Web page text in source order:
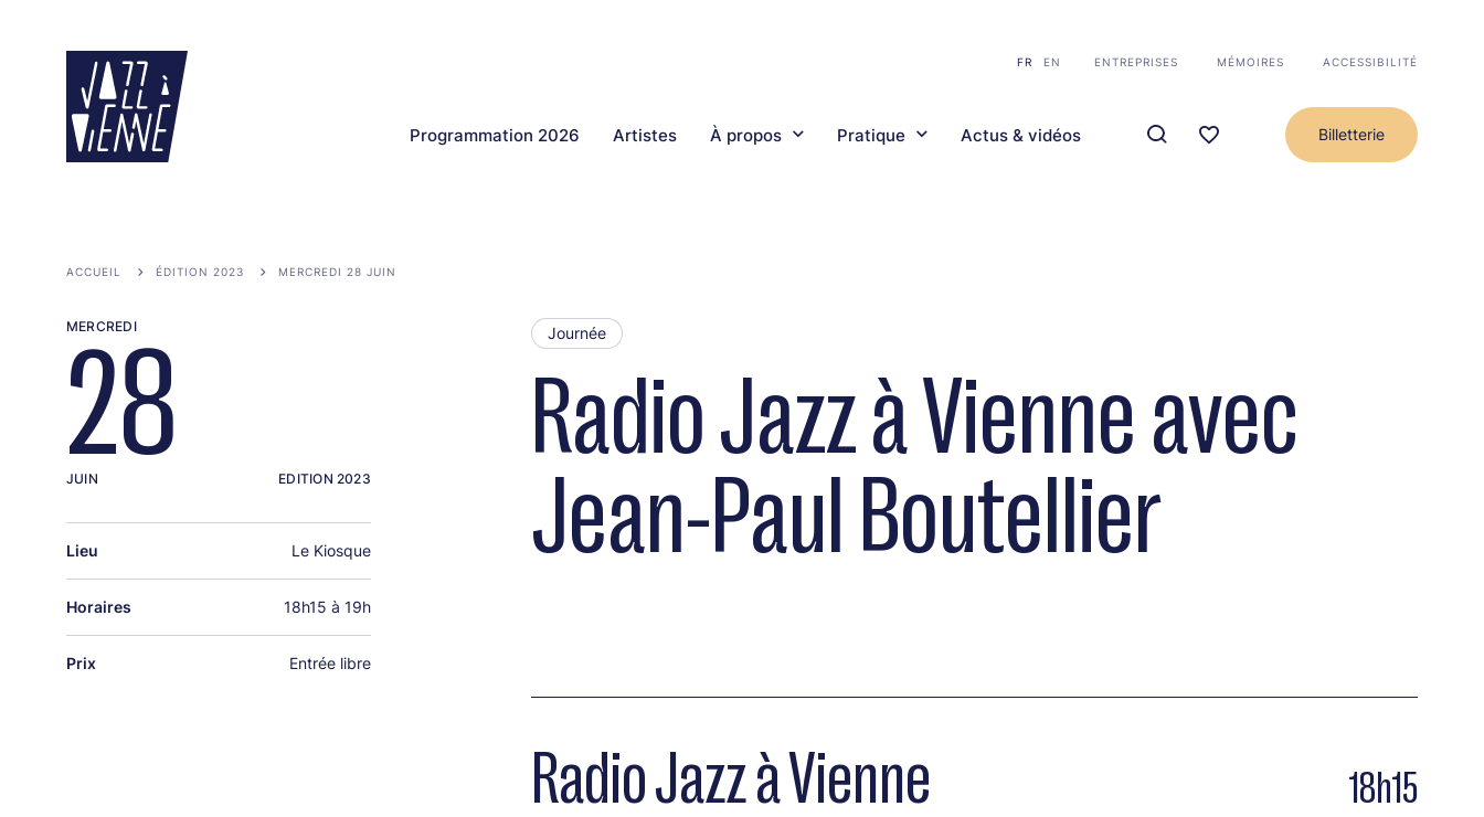
FR EN ENTREPRISES MÉMOIRES ACCESSIBILITÉ
Programmation 2026 Artistes À propos Pratique Actus & vidéos Billetterie
ACCUEIL ÉDITION 2023 MERCREDI 28 JUIN
Radio Jazz à Vienne avec
Jean-Paul Boutellier
Journée
Radio Jazz à Vienne 18h15
MERCREDI
28
JUIN EDITION 2023
Lieu Le Kiosque
Horaires 18h15 à 19h
Prix Entrée libre